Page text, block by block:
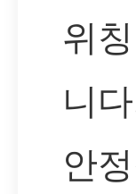
위
니
안